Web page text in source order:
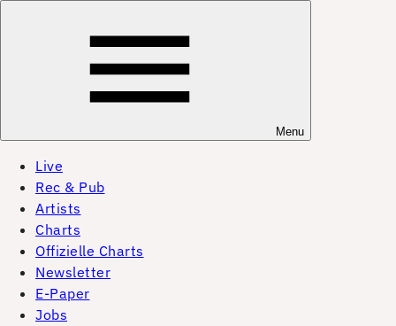
Menu
Live
Rec & Pub
Artists
Charts
Offizielle Charts
Newsletter
E-Paper
Jobs